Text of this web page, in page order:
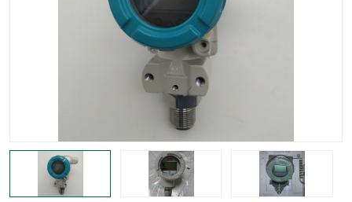
温度传感器变送器
电容物位计
电量变送器
流量计 工业自动化系统成套设备